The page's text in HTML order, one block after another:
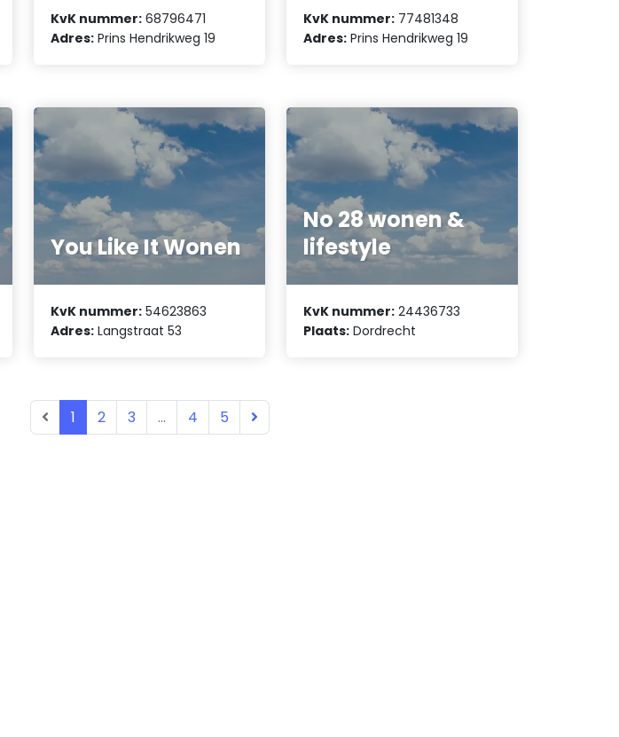
KvK nummer: 68796471
Adres: Prins Hendrikweg 19
KvK nummer: 77481348
Adres: Prins Hendrikweg 19
You Like It Wonen
KvK nummer: 54623863
Adres: Langstraat 53
No 28 wonen &
lifestyle
KvK nummer: 24436733
Plaats: Dordrecht
1 2 3 ... 4 5